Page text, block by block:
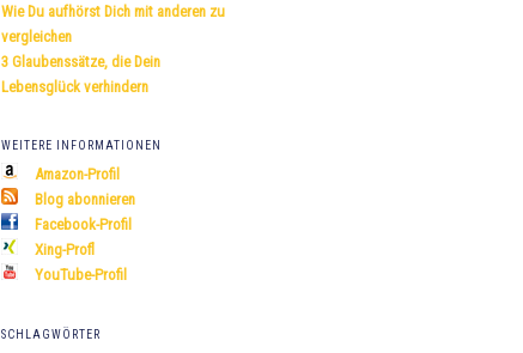
Wie Du aufhörst Dich mit anderen zu
vergleichen
3 Glaubenssätze, die Dein
Lebensglück verhindern
WEITERE INFORMATIONEN
Amazon-Profil
Blog abonnieren
Facebook-Profil
Xing-Profl
YouTube-Profil
SCHLAGWÖRTER